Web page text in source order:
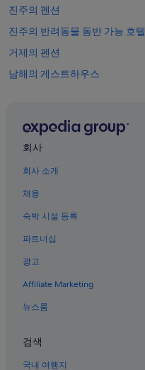
진주의 펜션
진주의 반려동물 동반 가능 호텔
거제의 펜션
남해의 게스트하우스
하동의 리조트
삼동면의 펜션
진영읍의 모텔
남해의 료칸
거제 호텔
거제의 모텔
거제의 리조트
합천의 Independent 호텔
회사
회사 소개
채용
숙박 시설 등록
파트너십
광고
Affiliate Marketing
뉴스룸
검색
국내 여행지